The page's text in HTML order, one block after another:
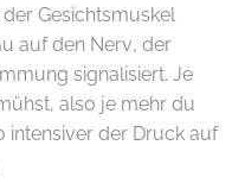
Gesichtsmuskel
auf den Nerv, der
signalisiert. Je
also je mehr du
intensiver der Druck auf